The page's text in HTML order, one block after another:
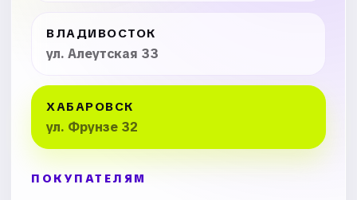
ВЛАДИВОСТОК
ул. Алеутская 33
ХАБАРОВСК
ул. Фрунзе 32
ПОКУПАТЕЛЯМ